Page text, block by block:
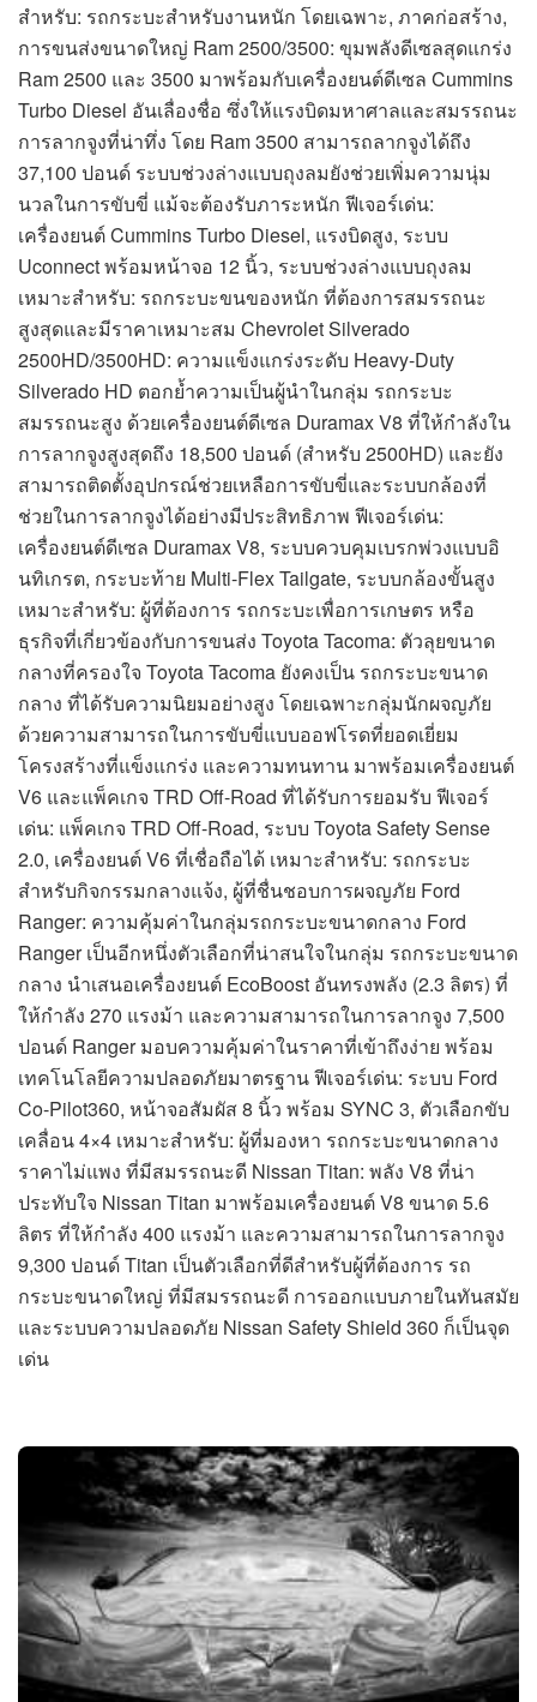
สำหรับ: รถกระบะสำหรับงานหนัก โดยเฉพาะ, ภาคก่อสร้าง,
การขนส่งขนาดใหญ่ Ram 2500/3500: ขุมพลังดีเซลสุดแกร่ง
Ram 2500 และ 3500 มาพร้อมกับเครื่องยนต์ดีเซล Cummins
Turbo Diesel อันเลื่องชื่อ ซึ่งให้แรงบิดมหาศาลและสมรรถนะ
การลากจูงที่น่าทึ่ง โดย Ram 3500 สามารถลากจูงได้ถึง
37,100 ปอนด์ ระบบช่วงล่างแบบถุงลมยังช่วยเพิ่มความนุ่ม
นวลในการขับขี่ แม้จะต้องรับภาระหนัก ฟีเจอร์เด่น:
เครื่องยนต์ Cummins Turbo Diesel, แรงบิดสูง, ระบบ
Uconnect พร้อมหน้าจอ 12 นิ้ว, ระบบช่วงล่างแบบถุงลม
เหมาะสำหรับ: รถกระบะขนของหนัก ที่ต้องการสมรรถนะ
สูงสุดและมีราคาเหมาะสม Chevrolet Silverado
2500HD/3500HD: ความแข็งแกร่งระดับ Heavy-Duty
Silverado HD ตอกย้ำความเป็นผู้นำในกลุ่ม รถกระบะ
สมรรถนะสูง ด้วยเครื่องยนต์ดีเซล Duramax V8 ที่ให้กำลังใน
การลากจูงสูงสุดถึง 18,500 ปอนด์ (สำหรับ 2500HD) และยัง
สามารถติดตั้งอุปกรณ์ช่วยเหลือการขับขี่และระบบกล้องที่
ช่วยในการลากจูงได้อย่างมีประสิทธิภาพ ฟีเจอร์เด่น:
เครื่องยนต์ดีเซล Duramax V8, ระบบควบคุมเบรกพ่วงแบบอิ
นทิเกรต, กระบะท้าย Multi-Flex Tailgate, ระบบกล้องขั้นสูง
เหมาะสำหรับ: ผู้ที่ต้องการ รถกระบะเพื่อการเกษตร หรือ
ธุรกิจที่เกี่ยวข้องกับการขนส่ง Toyota Tacoma: ตัวลุยขนาด
กลางที่ครองใจ Toyota Tacoma ยังคงเป็น รถกระบะขนาด
กลาง ที่ได้รับความนิยมอย่างสูง โดยเฉพาะกลุ่มนักผจญภัย
ด้วยความสามารถในการขับขี่แบบออฟโรดที่ยอดเยี่ยม
โครงสร้างที่แข็งแกร่ง และความทนทาน มาพร้อมเครื่องยนต์
V6 และแพ็คเกจ TRD Off-Road ที่ได้รับการยอมรับ ฟีเจอร์
เด่น: แพ็คเกจ TRD Off-Road, ระบบ Toyota Safety Sense
2.0, เครื่องยนต์ V6 ที่เชื่อถือได้ เหมาะสำหรับ: รถกระบะ
สำหรับกิจกรรมกลางแจ้ง, ผู้ที่ชื่นชอบการผจญภัย Ford
Ranger: ความคุ้มค่าในกลุ่มรถกระบะขนาดกลาง Ford
Ranger เป็นอีกหนึ่งตัวเลือกที่น่าสนใจในกลุ่ม รถกระบะขนาด
กลาง นำเสนอเครื่องยนต์ EcoBoost อันทรงพลัง (2.3 ลิตร) ที่
ให้กำลัง 270 แรงม้า และความสามารถในการลากจูง 7,500
ปอนด์ Ranger มอบความคุ้มค่าในราคาที่เข้าถึงง่าย พร้อม
เทคโนโลยีความปลอดภัยมาตรฐาน ฟีเจอร์เด่น: ระบบ Ford
Co-Pilot360, หน้าจอสัมผัส 8 นิ้ว พร้อม SYNC 3, ตัวเลือกขับ
เคลื่อน 4×4 เหมาะสำหรับ: ผู้ที่มองหา รถกระบะขนาดกลาง
ราคาไม่แพง ที่มีสมรรถนะดี Nissan Titan: พลัง V8 ที่น่า
ประทับใจ Nissan Titan มาพร้อมเครื่องยนต์ V8 ขนาด 5.6
ลิตร ที่ให้กำลัง 400 แรงม้า และความสามารถในการลากจูง
9,300 ปอนด์ Titan เป็นตัวเลือกที่ดีสำหรับผู้ที่ต้องการ รถ
กระบะขนาดใหญ่ ที่มีสมรรถนะดี การออกแบบภายในทันสมัย
และระบบความปลอดภัย Nissan Safety Shield 360 ก็เป็นจุด
เด่น